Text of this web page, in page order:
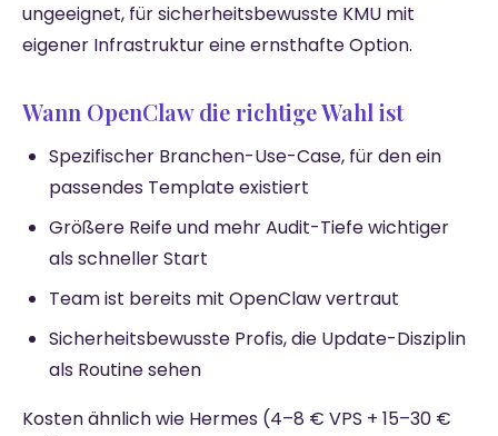
ungeeignet, für sicherheitsbewusste KMU mit
eigener Infrastruktur eine ernsthafte Option.
Wann OpenClaw die richtige Wahl ist
Spezifischer Branchen-Use-Case, für den ein
passendes Template existiert
Größere Reife und mehr Audit-Tiefe wichtiger
als schneller Start
Team ist bereits mit OpenClaw vertraut
Sicherheitsbewusste Profis, die Update-Disziplin
als Routine sehen
Kosten ähnlich wie Hermes (4–8 € VPS + 15–30 €